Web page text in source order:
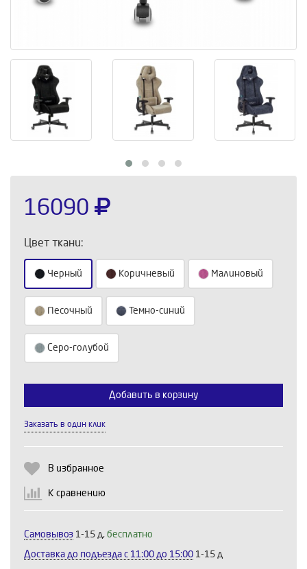
16090
Цвет ткани:
Черный Коричневый Малиновый
Песочный Темно-синий
Серо-голубой
Выберите количество:
Продолжить
Добавить в корзину
Заказать в один клик
В избранное
К сравнению
Самовывоз 1-15 д, бесплатно
Доставка до подъезда c 11:00 до 15:00 1-15 д